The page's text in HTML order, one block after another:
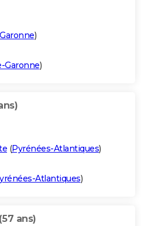
)
Garonne)
(Pyrénées-Atlantiques)
Atlantiques)
(57 ans)